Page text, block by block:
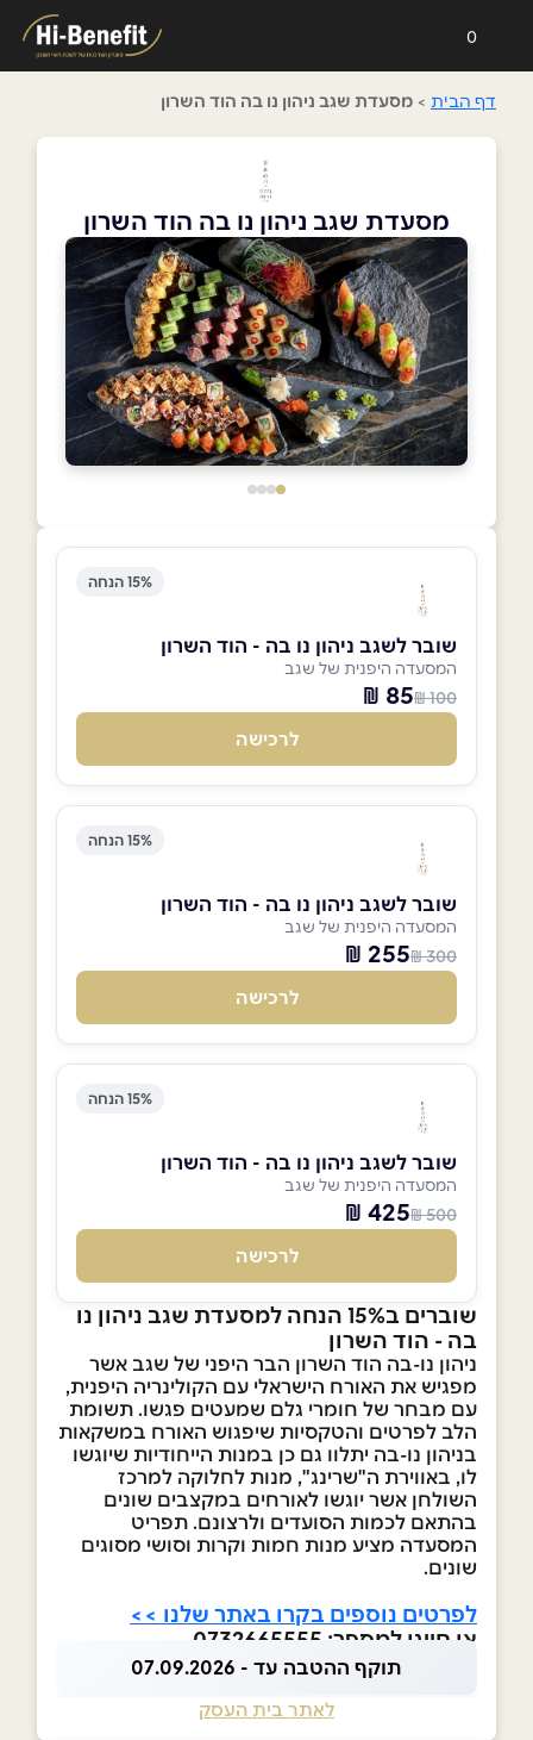
0
דף הבית > מסעדת שגב ניהון נו בה הוד השרון
מסעדת שגב ניהון נו בה הוד השרון
15% הנחה
שובר לשגב ניהון נו בה - הוד השרון
המסעדה היפנית של שגב
100 ₪
85 ₪
לרכישה
15% הנחה
שובר לשגב ניהון נו בה - הוד השרון
המסעדה היפנית של שגב
300 ₪
255 ₪
לרכישה
15% הנחה
שובר לשגב ניהון נו בה - הוד השרון
המסעדה היפנית של שגב
500 ₪
425 ₪
לרכישה
שוברים ב15% הנחה למסעדת שגב ניהון נו
בה - הוד השרון
ניהון נו-בה הוד השרון הבר היפני של שגב אשר
מפגיש את האורח הישראלי עם הקולינריה היפנית,
עם מבחר של חומרי גלם שמעטים פגשו. תשומת
הלב לפרטים והטקסיות שיפגוש האורח במשקאות
בניהון נו-בה יתלוו גם כן במנות הייחודיות שיוגשו
לו, באווירת ה"שרינג", מנות לחלוקה למרכז
השולחן אשר יוגשו לאורחים במקצבים שונים
בהתאם לכמות הסועדים ולרצונם. תפריט
המסעדה מציע מנות חמות וקרות וסושי מסוגים
שונים.
לפרטים נוספים בקרו באתר שלנו >>
או חייגו למספר: 0732665555
תוקף ההטבה עד - 07.09.2026
לאתר בית העסק